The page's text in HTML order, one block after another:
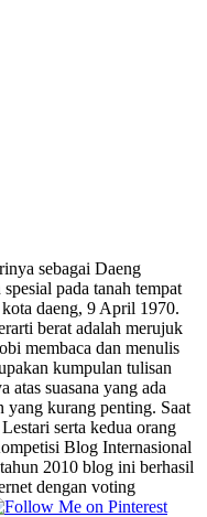
sebagai Daeng
pada tanah tempat
daeng, 9 April 1970.
berat adalah merujuk
membaca dan menulis
kumpulan tulisan
suasana yang ada
yang kurang penting. Saat
serta kedua orang
Blog Internasional
2010 blog ini berhasil
dengan voting